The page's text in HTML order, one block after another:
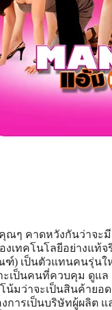
ๆ คาดหวังกันว่าจะ
งเทคโนโลยีอย่างแท้
ฑ์) เป็นตัวแทนคนรุ่น
เป็นคนที่ควบคุม ดูแล
มว่าจะเป็นสินค้ายอ
การเป็นบริษัทผู้ผลิต